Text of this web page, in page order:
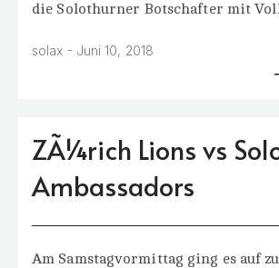
die Solothurner Botschafter mit
solax - Juni 10, 2018
ZÃ¼rich Lions vs
Ambassadors
Am Samstagvormittag ging es auf